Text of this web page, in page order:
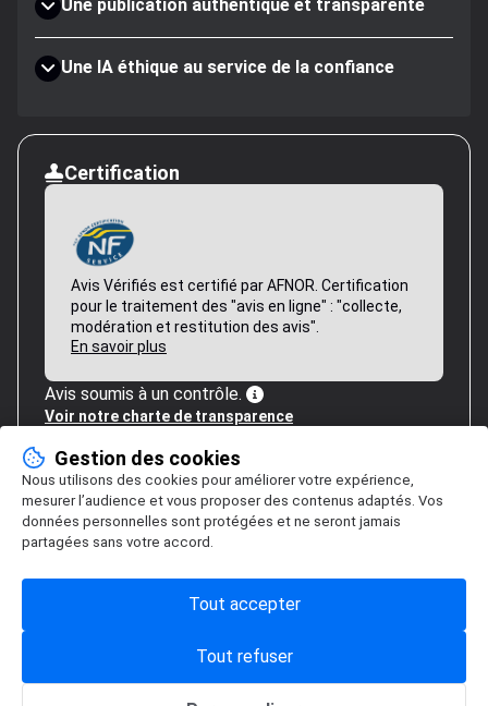
Une publication authentique et transparente
Une IA éthique au service de la confiance
Certification
Avis Vérifiés est certifié par AFNOR. Certification
pour le traitement des "avis en ligne" : "collecte,
modération et restitution des avis".
En savoir plus
Avis soumis à un contrôle.
Voir notre charte de transparence
Gestion des cookies
Nous utilisons des cookies pour améliorer votre expérience,
mesurer l’audience et vous proposer des contenus adaptés. Vos
données personnelles sont protégées et ne seront jamais
partagées sans votre accord.
Tout refuser
Tout accepter